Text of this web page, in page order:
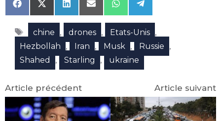
Share
on
Facebook
Share
on
X
(Twitter)
Share
on
LinkedIn
Share
on
Email
Share
on
WhatsApp
Share
on
Telegram
Étiquettes
chine , drones , Etats-Unis ,
Hezbollah , Iran , Musk , Russie ,
Shahed , Starling , ukraine
Article précédent Article suivant